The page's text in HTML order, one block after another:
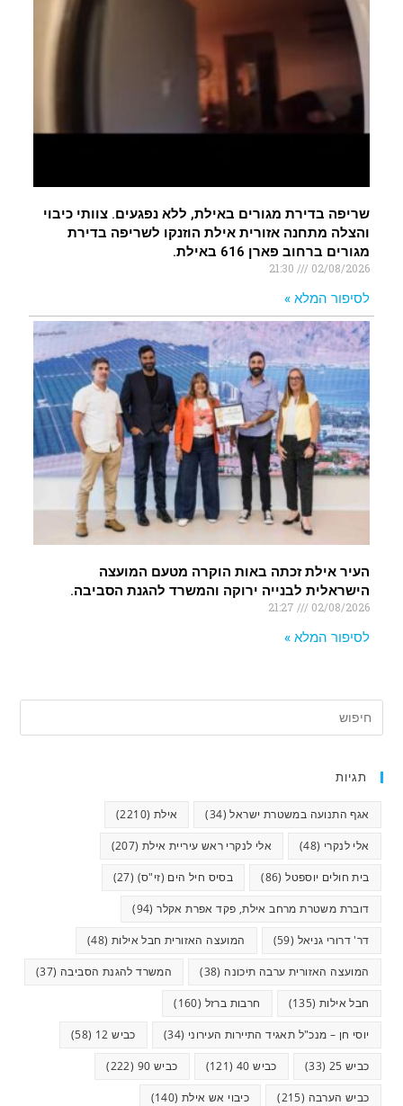
שריפה בדירת מגורים באילת, ללא נפגעים. צוותי כיבוי
והצלה מתחנה אזורית אילת הוזנקו לשריפה בדירת
מגורים ברחוב פארן 616 באילת.
02/08/2026
לסיפור המלא »
העיר אילת זכתה באות הוקרה מטעם המועצה
הישראלית לבנייה ירוקה והמשרד להגנת הסביבה.
02/08/2026
לסיפור המלא »
תגיות
אגף התנועה במשטרת ישראל(34) אילת (2210)
אלי לנקרי (48) אלי לנקרי ראש עיריית אילת (207)
בית חולים יוספטל(86) בסיס חיל הים (זי"ס) (27)
דוברת משטרת מרחב אילת, פקד אפרת אקלר(94)
דר' דרורי גניאל (59) המועצה האזורית חבל אילות (48)
המועצה האזורית ערבה תיכונה (38) המשרד להגנת הסביבה (37)
חבל אילות (135) חרבות ברזל (160)
יוסי חן – מנכ"ל תאגיד התיירות העירוני (34) כביש 12 (58)
כביש 25 (33) כביש 40 (121) כביש 90 (222)
כביש הערבה (215) כיבוי אש אילת (140)